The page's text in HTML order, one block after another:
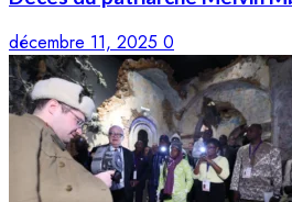
décembre 11, 2025 0